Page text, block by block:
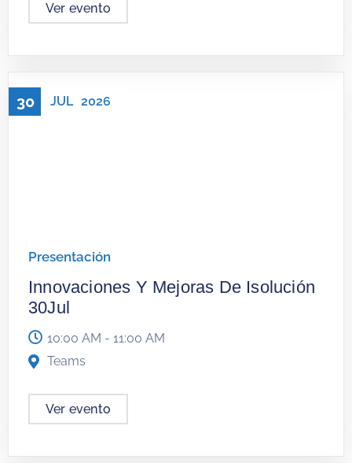
Ver evento
30 JUL 2026
Presentación
Innovaciones Y Mejoras De Isolución
30Jul
10:00 AM - 11:00 AM
Teams
Ver evento